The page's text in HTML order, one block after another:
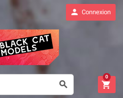
 Connexion
 
0